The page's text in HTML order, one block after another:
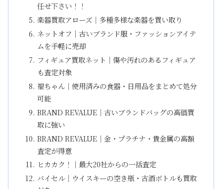
任せ下さい！！
楽器買取アローズ｜多種多様な楽器を買い取り
ネットオフ｜古いブランド服・ファッションアイテ
ムを手軽に売却
フィギュア買取ネット｜傷や汚れのあるフィギュア
も査定対象
福ちゃん｜使用済みの食器・日用品をまとめて処分
可能
BRAND REVALUE｜古いブランドバッグの高価買
取に強い
BRAND REVALUE｜金・プラチナ・貴金属の高額
査定が得意
ヒカカク！｜最大20社からの一括査定
バイセル｜ウイスキーの空き瓶・古酒ボトルも買取